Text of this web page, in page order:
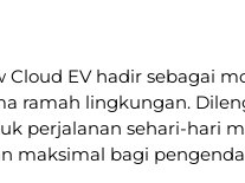
Cloud EV hadir sebagai
ramah lingkungan.
perjalanan sehari-hari
maksimal bagi